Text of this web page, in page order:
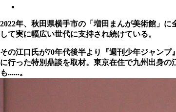
2022年、秋田県横手市の「増田まんが美術館」
して実に幅広い世代に支持され続けている。
その江口氏が70年代後半より『週刊少年ジャン
に行った特別鼎談を取材。東京在住で九州出身
も......。